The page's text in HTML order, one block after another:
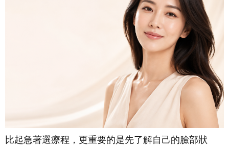
比起急著選療程，更重要的是先了解自己的臉部狀